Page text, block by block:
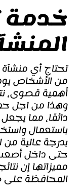
خدمة
تحتاج أي منشآة
من الأشخاص
أهمية قصوى،
وهذا من اجل
دائمًا، مما
باستعمال
بدرجة عالية من
حتى داخل
مميزاتها إن
المحافظة